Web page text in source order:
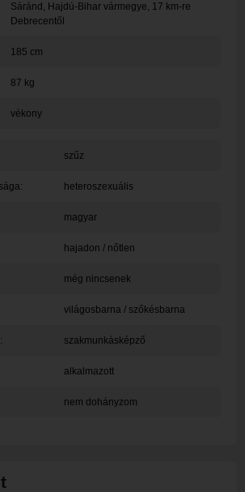
Sáránd , Hajdú-Bihar vármegye, 17 km-re
Debrecentől
185 cm
87 kg
vékony
szűz
heteroszexuális
magyar
hajadon / nőtlen
még nincsenek
világosbarna / szőkésbarna
szakmunkásképző
alkalmazott
nem dohányzom